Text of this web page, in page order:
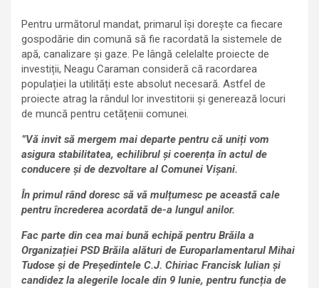
Pentru următorul mandat, primarul își dorește ca fiecare
gospodărie din comună să fie racordată la sistemele de
apă, canalizare și gaze. Pe lângă celelalte proiecte de
investiții, Neagu Caraman consideră că racordarea
populației la utilități este absolut necesară. Astfel de
proiecte atrag la rândul lor investitorii și generează locuri
de muncă pentru cetățenii comunei.
”Vă invit să mergem mai departe pentru că uniți vom
asigura stabilitatea, echilibrul și coerența în actul de
conducere și de dezvoltare al Comunei Vișani.
În primul rând doresc să vă mulțumesc pe această cale
pentru încrederea acordată de-a lungul anilor.
Fac parte din cea mai bună echipă pentru Brăila a
Organizației PSD Brăila alături de Europarlamentarul Mihai
Tudose și de Președintele C.J. Chiriac Francisk Iulian și
candidez la alegerile locale din 9 Iunie, pentru funcția de